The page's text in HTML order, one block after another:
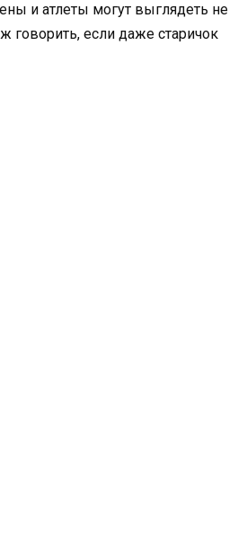
и атлеты могут выглядеть не
если даже старичок